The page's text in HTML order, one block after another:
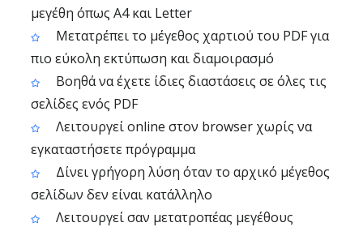
μεγέθη όπως A4 και Letter
Μετατρέπει το μέγεθος χαρτιού του PDF για
πιο εύκολη εκτύπωση και διαμοιρασμό
Βοηθά να έχετε ίδιες διαστάσεις σε όλες τις
σελίδες ενός PDF
Λειτουργεί online στον browser χωρίς να
εγκαταστήσετε πρόγραμμα
Δίνει γρήγορη λύση όταν το αρχικό μέγεθος
σελίδων δεν είναι κατάλληλο
Λειτουργεί σαν μετατροπέας μεγέθους